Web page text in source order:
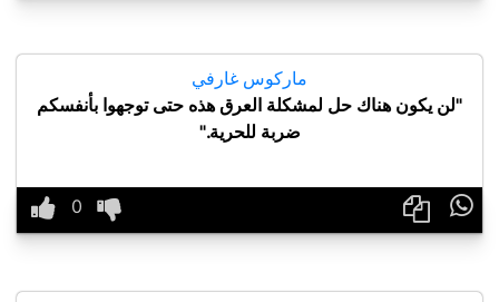
ماركوس غارفي
"لن يكون هناك حل لمشكلة العرق هذه حتى توجهوا بأنفسكم
ضربة للحرية."
